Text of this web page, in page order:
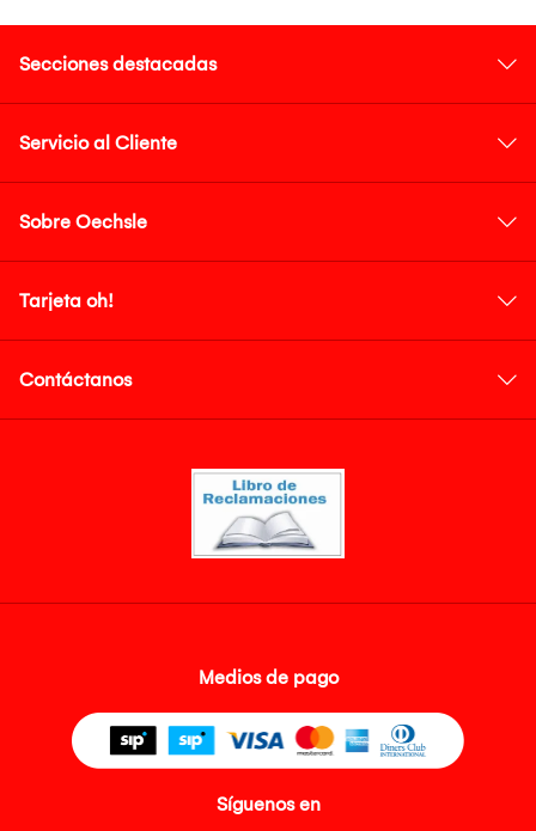
Secciones destacadas
Servicio al Cliente
Sobre Oechsle
Tarjeta oh!
Contáctanos
Medios de pago
Síguenos en